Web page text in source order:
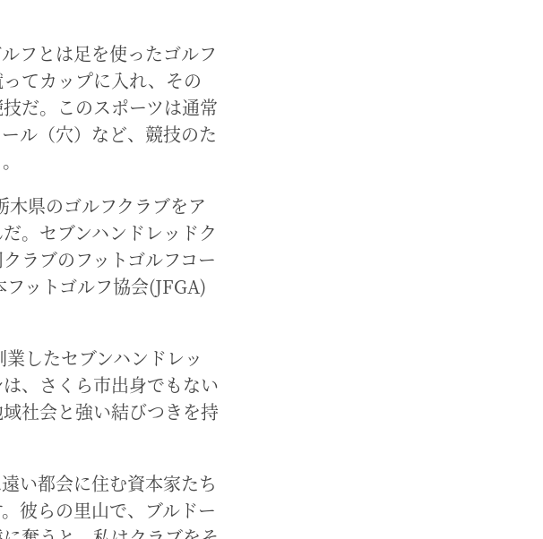
フとは足を使ったゴルフ
てカップに入れ、その
だ。このスポーツは通常
ル（穴）など、競技のた
県のゴルフクラブをア
。セブンハンドレッドク
ラブのフットゴルフコー
ットゴルフ協会(JFGA)
したセブンハンドレッ
、さくら市出身でもない
社会と強い結びつきを持
い都会に住む資本家たち
彼らの里山で、ブルドー